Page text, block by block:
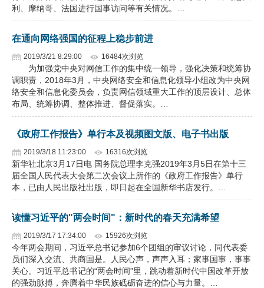
利、摩纳哥、法国进行国事访问等有关情况。…
在通向网络强国的征程上稳步前进
2019/3/21 8:29:00 16484次浏览
为加强党中央对网信工作的集中统一领导，强化决策和统筹协
调职责，2018年3月，中央网络安全和信息化领导小组改为中央网
络安全和信息化委员会，负责网信领域重大工作的顶层设计、总体
布局、统筹协调、整体推进、督促落实。…
《政府工作报告》单行本及视频图文版、电子书出版
2019/3/18 11:23:00 16316次浏览
新华社北京3月17日电 国务院总理李克强2019年3月5日在第十三
届全国人民代表大会第二次会议上所作的《政府工作报告》单行
本，已由人民出版社出版，即日起在全国新华书店发行。…
读懂习近平的"两会时间"：新时代的春天充满希望
2019/3/17 17:34:00 15926次浏览
今年两会期间，习近平总书记参加6个团组的审议讨论，同代表委
员们深入交流、共商国是。人民心声，声声入耳；家事国事，事事
关心。习近平总书记的“两会时间”里，跳动着新时代中国改革开放
的强劲脉搏，奔腾着中华民族砥砺奋进的信心与力量。…